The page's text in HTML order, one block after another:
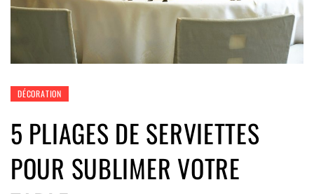
DÉCORATION
5 PLIAGES DE SERVIETTES
POUR SUBLIMER VOTRE